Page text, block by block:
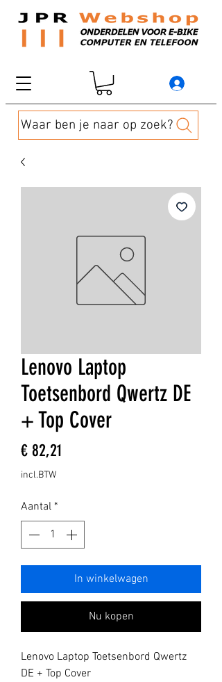
Waar ben je naar op zoek?
Lenovo Laptop
Toetsenbord Qwertz DE
+ Top Cover
€ 82,21
incl.BTW
Aantal *
In winkelwagen
Nu kopen
Lenovo Laptop Toetsenbord Qwertz
DE + Top Cover